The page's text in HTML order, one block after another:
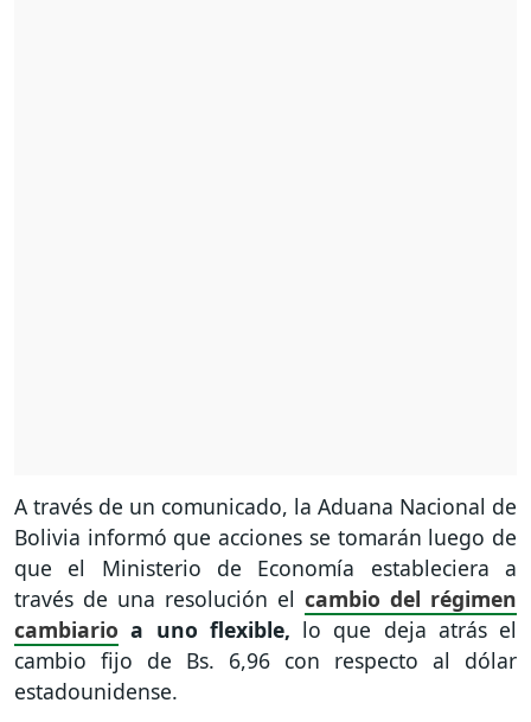
A través de un comunicado, la Aduana Nacional de
Bolivia informó que acciones se tomarán luego de
que el Ministerio de Economía estableciera a
través de una resolución el cambio del régimen
cambiario a uno flexible, lo que deja atrás el
cambio fijo de Bs. 6,96 con respecto al dólar
estadounidense.